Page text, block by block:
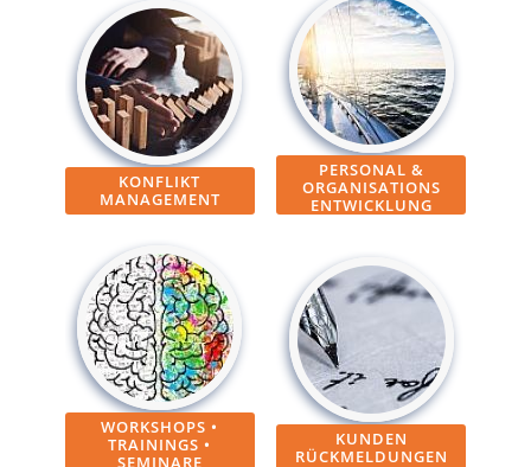
KONFLIKT
MANAGEMENT
PERSONAL &
ORGANISATIONS
ENTWICKLUNG
WORKSHOPS •
TRAININGS •
SEMINARE
KUNDEN
RÜCKMELDUNGEN